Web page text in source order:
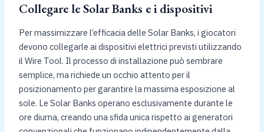
Collegare le Solar Banks e i dispositivi
Per massimizzare l’efficacia delle Solar Banks, i giocatori
devono collegarle ai dispositivi elettrici previsti utilizzando
il Wire Tool. Il processo di installazione può sembrare
semplice, ma richiede un occhio attento per il
posizionamento per garantire la massima esposizione al
sole. Le Solar Banks operano esclusivamente durante le
ore diurna, creando una sfida unica rispetto ai generatori